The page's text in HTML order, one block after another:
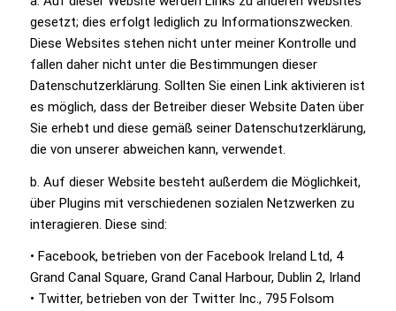
gesetzt; dies erfolgt lediglich zu Informationszwecken.
Diese Websites stehen nicht unter meiner Kontrolle und
fallen daher nicht unter die Bestimmungen dieser
Datenschutzerklärung. Sollten Sie einen Link aktivieren ist
es möglich, dass der Betreiber dieser Website Daten über
Sie erhebt und diese gemäß seiner Datenschutzerklärung,
die von unserer abweichen kann, verwendet.
b. Auf dieser Website besteht außerdem die Möglichkeit,
über Plugins mit verschiedenen sozialen Netzwerken zu
interagieren. Diese sind:
• Facebook, betrieben von der Facebook Ireland Ltd, 4
Grand Canal Square, Grand Canal Harbour, Dublin 2, Irland
• Twitter, betrieben von der Twitter Inc., 795 Folsom